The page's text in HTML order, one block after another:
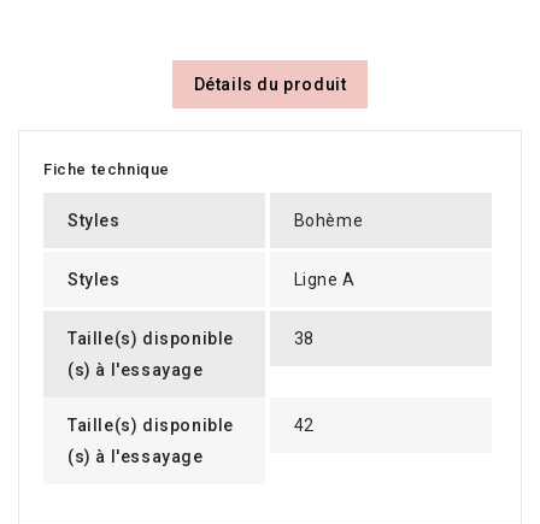
Détails du produit
Fiche technique
Styles Bohème
Styles Ligne A
Taille(s) disponible
(s) à l'essayage
38
Taille(s) disponible
(s) à l'essayage
42